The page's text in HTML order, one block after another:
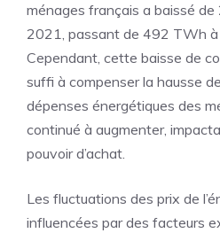
ménages français a baissé
2021, passant de 492 TWh
Cependant, cette baisse de
suffi à compenser la hausse
dépenses énergétiques des
continué à augmenter,
pouvoir d’achat.
Les fluctuations des prix de
influencées par des facteurs